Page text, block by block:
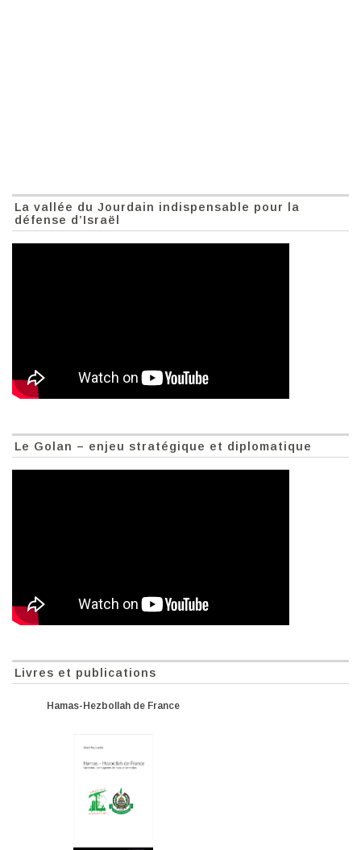
La vallée du Jourdain indispensable pour la
défense d’Israël
Le Golan – enjeu stratégique et diplomatique
Livres et publications
Hamas-Hezbollah de France